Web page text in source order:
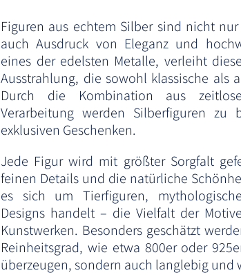
Figuren aus echtem Silber sind nicht
auch Ausdruck von Eleganz und
eines der edelsten Metalle, verleiht
Ausstrahlung, die sowohl klassische als
Durch die Kombination aus
Verarbeitung werden Silberfiguren zu
exklusiven Geschenken.
Jede Figur wird mit größter Sorgfalt
feinen Details und die natürliche
es sich um Tierfiguren,
Designs handelt – die Vielfalt der
Kunstwerken. Besonders geschätzt
Reinheitsgrad, wie etwa 800er oder
überzeugen, sondern auch langlebig und